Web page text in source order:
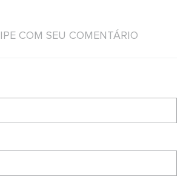
COM SEU COMENTÁRIO